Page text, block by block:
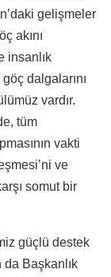
gelişmeler
akını
insanlık
dalgalarını
vardır.
tüm
vakti
ve
somut bir
güçlü destek
Başkanlık